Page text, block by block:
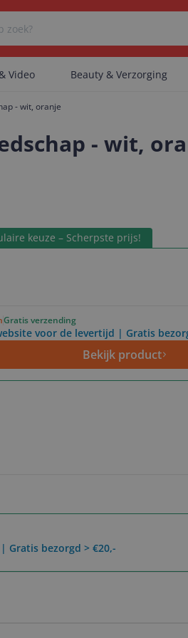
Er zijn geen categorieën
Er zijn geen artikelen gevonden.
Video Beauty & Verzorging
- wit, oranje
- wit,
keuze – Scherpste prijs!
Gratis verzending
voor de levertijd | Gratis
Bekijk product
Gratis bezorgd > €20,-